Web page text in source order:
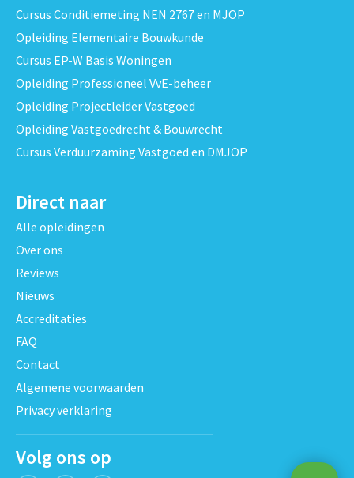
Cursus Conditiemeting NEN 2767 en MJOP
Opleiding Elementaire Bouwkunde
Cursus EP-W Basis Woningen
Opleiding Professioneel VvE-beheer
Opleiding Projectleider Vastgoed
Opleiding Vastgoedrecht & Bouwrecht
Cursus Verduurzaming Vastgoed en DMJOP
Direct naar
Alle opleidingen
Over ons
Reviews
Nieuws
Accreditaties
FAQ
Contact
Algemene voorwaarden
Privacy verklaring
Volg ons op